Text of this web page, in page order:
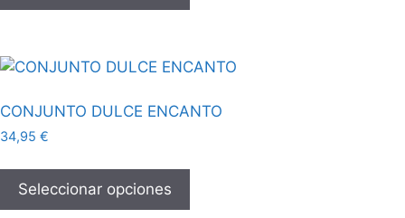
CONJUNTO DULCE ENCANTO
34,95 €
Seleccionar opciones